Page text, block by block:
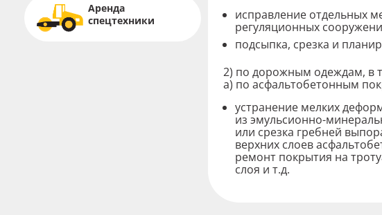
Аренда
спецтехники
исправление отдельных
регуляционных
подсыпка, срезка и
2) по дорожным одеждам, в
а) по асфальтобетонным
устранение мелких
из эмульсионно-
или срезка гребней
верхних слоев
ремонт покрытия на
слоя и т.д.